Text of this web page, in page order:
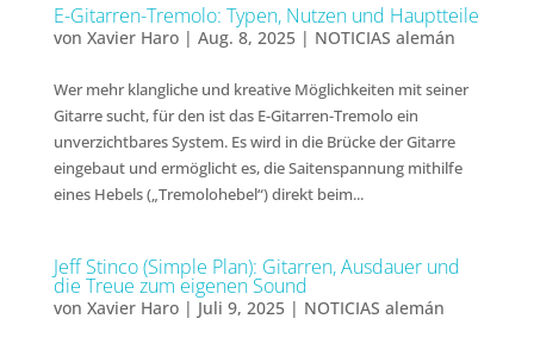
E-Gitarren-Tremolo: Typen, Nutzen und Hauptteile
von Xavier Haro| Aug. 8, 2025| NOTICIAS alemán
Wer mehr klangliche und kreative Möglichkeiten mit seiner
Gitarre sucht, für den ist das E-Gitarren-Tremolo ein
unverzichtbares System. Es wird in die Brücke der Gitarre
eingebaut und ermöglicht es, die Saitenspannung mithilfe
eines Hebels („Tremolohebel“) direkt beim...
Jeff Stinco (Simple Plan): Gitarren, Ausdauer und
die Treue zum eigenen Sound
von Xavier Haro| Juli 9, 2025| NOTICIAS alemán